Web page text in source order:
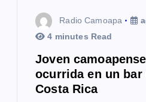
Radio Camoapa
4 minutes Read
Joven
ocurrida en un bar
Costa Rica